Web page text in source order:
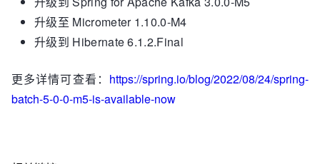
升级至 Micrometer 1.10.0-M4
升级到 Hibernate 6.1.2.Final
更多详情可查看： https://spring.io/blog/2022/08/24/spring-
batch-5-0-0-m5-is-available-now